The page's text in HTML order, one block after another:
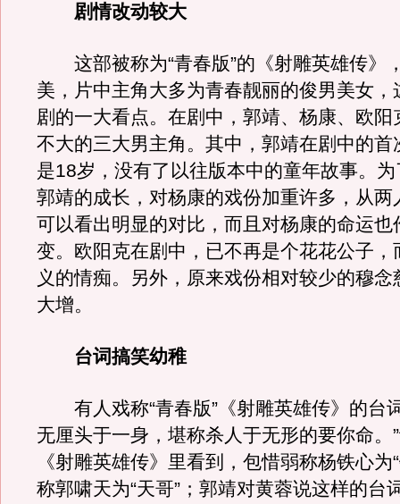
剧情改动较大
这部被称为“青春版”的《射雕英雄传》
美，片中主角大多为青春靓丽的俊男美女，
剧的一大看点。在剧中，郭靖、杨康、欧阳
不大的三大男主角。其中，郭靖在剧中的首
是18岁，没有了以往版本中的童年故事。
郭靖的成长，对杨康的戏份加重许多，从两
可以看出明显的对比，而且对杨康的命运也
变。欧阳克在剧中，已不再是个花花公子，
义的情痴。另外，原来戏份相对较少的穆念
大增。
台词搞笑幼稚
有人戏称“青春版”《射雕英雄传》的台
无厘头于一身，堪称杀人于无形的要你命。
《射雕英雄传》里看到，包惜弱称杨铁心为
称郭啸天为“天哥”；郭靖对黄蓉说这样的台